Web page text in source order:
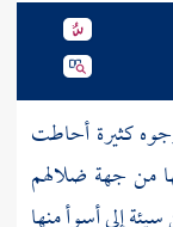
كثيرة أحاطت
من جهة ضلالهم